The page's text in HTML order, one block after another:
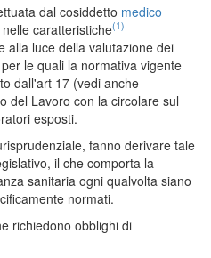
dal cosiddetto medico
caratteristiche(1)
alla luce della valutazione dei
le quali la normativa vigente
dall'art 17 (vedi anche
del Lavoro con la circolare sul
esposti.
fanno derivare tale
il che comporta la
sanitaria ogni qualvolta siano
normati.
richiedono obblighi di